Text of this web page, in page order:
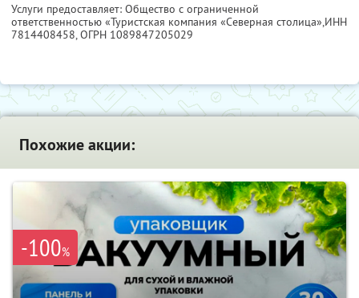
Услуги предоставляет: Общество с ограниченной
ответственностью «Туристская компания «Северная столица»,ИНН
7814408458, ОГРН 1089847205029
Похожие акции:
-100%